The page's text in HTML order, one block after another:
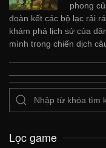
phong
đoàn kết các bộ lạc rải
khám phá lịch sử của
mình trong chiến dịch
Lọc game